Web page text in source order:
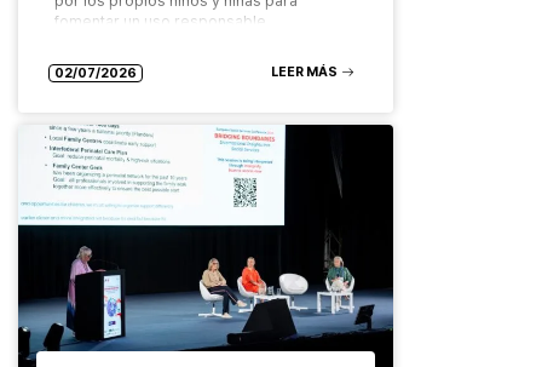
fomentar un uso responsable…
02/07/2026 LEER MÁS